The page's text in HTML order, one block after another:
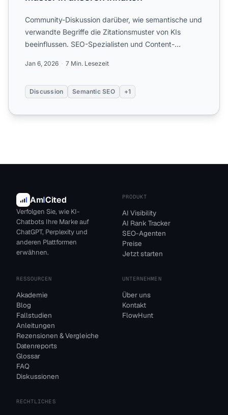
Community-Diskussion darüber, wie semantische und
verwandte Begriffe die Zitationsmuster von KIs
beeinflussen. SEO-Spezialisten und Content-
Jan 6, 2026 7 Min. Lesezeit
Discussion Semantic SEO +1
AmICited
Verfolgen Sie, wie KI-
Chatbots Ihre Marke auf
ChatGPT, Perplexity und
anderen Plattformen
erwähnen.
PRODUKT
AI Visibility
AI Rank Tracker
SEO-Agenten
Preise
Jetzt starten
RESSOURCEN
Akademie
Blog
Fallstudien
Anleitungen
Rezensionen & Vergleiche
Datenreports
Glossar
FAQ
Diskussionen
UNTERNEHMEN
Über uns
Kontakt
FlowHunt
RECHTLICHES